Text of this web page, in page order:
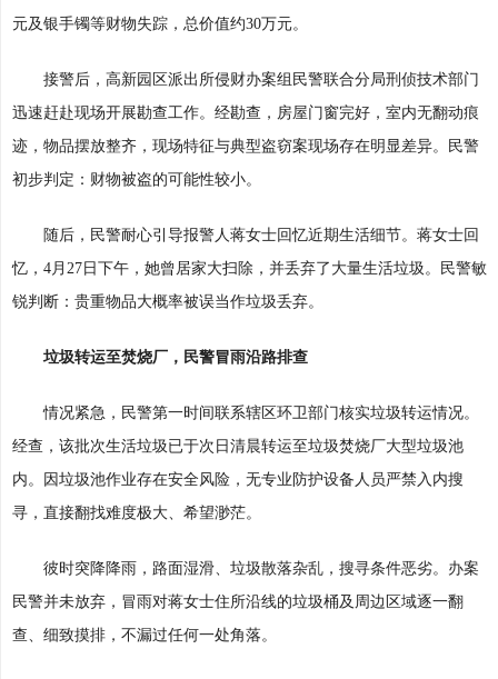
元及银手镯等财物失踪，总价值约30万元。
接警后，高新园区派出所侵财办案组民警联合分局刑侦技术部门
迅速赶赴现场开展勘查工作。经勘查，房屋门窗完好，室内无翻动痕
迹，物品摆放整齐，现场特征与典型盗窃案现场存在明显差异。民警
初步判定：财物被盗的可能性较小。
随后，民警耐心引导报警人蒋女士回忆近期生活细节。蒋女士回
忆，4月27日下午，她曾居家大扫除，并丢弃了大量生活垃圾。民警敏
锐判断：贵重物品大概率被误当作垃圾丢弃。
垃圾转运至焚烧厂，民警冒雨沿路排查
情况紧急，民警第一时间联系辖区环卫部门核实垃圾转运情况。
经查，该批次生活垃圾已于次日清晨转运至垃圾焚烧厂大型垃圾池
内。因垃圾池作业存在安全风险，无专业防护设备人员严禁入内搜
寻，直接翻找难度极大、希望渺茫。
彼时突降降雨，路面湿滑、垃圾散落杂乱，搜寻条件恶劣。办案
民警并未放弃，冒雨对蒋女士住所沿线的垃圾桶及周边区域逐一翻
查、细致摸排，不漏过任何一处角落。